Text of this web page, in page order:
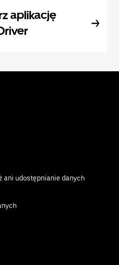
aplikację
ani udostępnianie danych